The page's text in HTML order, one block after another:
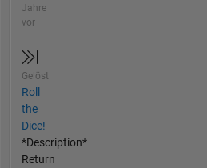
Jahre
vor
Gelöst
Roll
the
Dice!
*Description*
Return